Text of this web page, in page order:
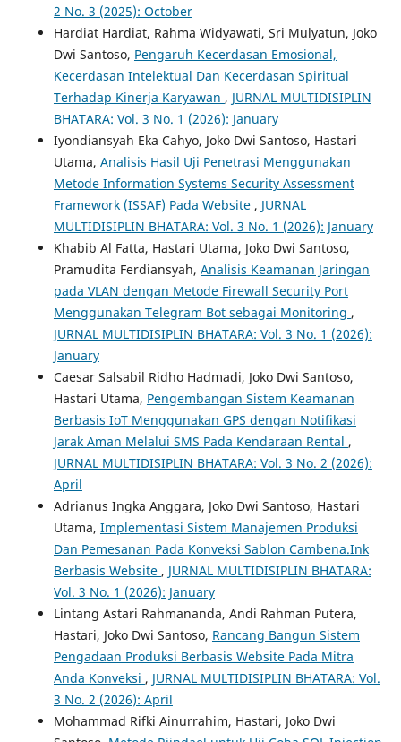
2 No. 3 (2025): October
Hardiat Hardiat, Rahma Widyawati, Sri Mulyatun, Joko
Dwi Santoso, Pengaruh Kecerdasan Emosional,
Kecerdasan Intelektual Dan Kecerdasan Spiritual
Terhadap Kinerja Karyawan , JURNAL MULTIDISIPLIN
BHATARA: Vol. 3 No. 1 (2026): January
Iyondiansyah Eka Cahyo, Joko Dwi Santoso, Hastari
Utama, Analisis Hasil Uji Penetrasi Menggunakan
Metode Information Systems Security Assessment
Framework (ISSAF) Pada Website , JURNAL
MULTIDISIPLIN BHATARA: Vol. 3 No. 1 (2026): January
Khabib Al Fatta, Hastari Utama, Joko Dwi Santoso,
Pramudita Ferdiansyah, Analisis Keamanan Jaringan
pada VLAN dengan Metode Firewall Security Port
Menggunakan Telegram Bot sebagai Monitoring ,
JURNAL MULTIDISIPLIN BHATARA: Vol. 3 No. 1 (2026):
January
Caesar Salsabil Ridho Hadmadi, Joko Dwi Santoso,
Hastari Utama, Pengembangan Sistem Keamanan
Berbasis IoT Menggunakan GPS dengan Notifikasi
Jarak Aman Melalui SMS Pada Kendaraan Rental ,
JURNAL MULTIDISIPLIN BHATARA: Vol. 3 No. 2 (2026):
April
Adrianus Ingka Anggara, Joko Dwi Santoso, Hastari
Utama, Implementasi Sistem Manajemen Produksi
Dan Pemesanan Pada Konveksi Sablon Cambena.Ink
Berbasis Website , JURNAL MULTIDISIPLIN BHATARA:
Vol. 3 No. 1 (2026): January
Lintang Astari Rahmananda, Andi Rahman Putera,
Hastari, Joko Dwi Santoso, Rancang Bangun Sistem
Pengadaan Produksi Berbasis Website Pada Mitra
Anda Konveksi , JURNAL MULTIDISIPLIN BHATARA: Vol.
3 No. 2 (2026): April
Mohammad Rifki Ainurrahim, Hastari, Joko Dwi